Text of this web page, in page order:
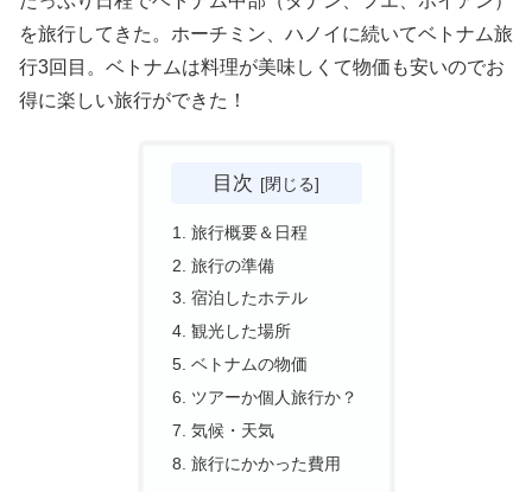
を旅行してきた。ホーチミン、ハノイに続いてベトナム旅
行3回目。ベトナムは料理が美味しくて物価も安いのでお
得に楽しい旅行ができた！
目次
旅行概要＆日程
旅行の準備
宿泊したホテル
観光した場所
ベトナムの物価
ツアーか個人旅行か？
気候・天気
旅行にかかった費用